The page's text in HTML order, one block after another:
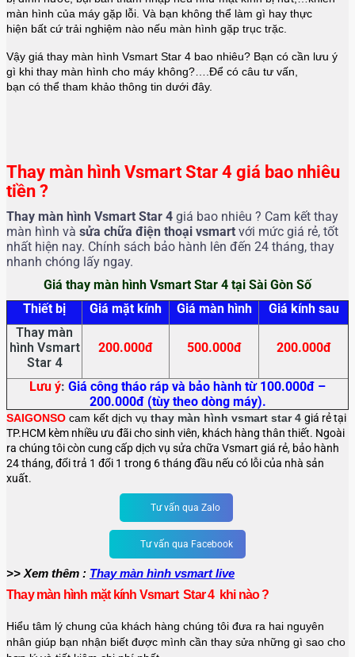
màn hình của máy gặp lỗi. Và bạn không thể làm gì hay thực
hiện bất cứ trải nghiệm nào nếu màn hình gặp trục trặc.
Vậy giá thay màn hình Vsmart Star 4 bao nhiêu? Bạn có cần lưu ý
gì khi thay màn hình cho máy không?….Để có câu tư vấn,
bạn có thể tham khảo thông tin dưới đây.
Thay màn hình Vsmart Star 4 giá bao nhiêu
tiền ?
Thay màn hình Vsmart Star 4 giá bao nhiêu ? Cam kết thay
màn hình và sửa chữa điện thoại vsmart với mức giá rẻ, tốt
nhất hiện nay. Chính sách bảo hành lên đến 24 tháng, thay
nhanh chóng lấy ngay.
Giá thay màn hình Vsmart Star 4 tại Sài Gòn Số
Thiết bị
Giá mặt kính Giá màn hình
Giá kính sau
Thay màn
hình Vsmart
Star 4
200.000đ 500.000đ 200.000đ
Lưu ý: Giá công tháo ráp và bảo hành từ 100.000đ –
200.000đ (tùy theo dòng máy).
SAIGONSO cam kết dịch vụ thay màn hình vsmart star 4 giá rẻ tại
TP.HCM kèm nhiều ưu đãi cho sinh viên, khách hàng thân thiết. Ngoài
ra chúng tôi còn cung cấp dịch vụ sửa chữa Vsmart giá rẻ, bảo hành
24 tháng, đổi trả 1 đổi 1 trong 6 tháng đầu nếu có lỗi của nhà sản
xuất.
Tư vấn qua Zalo
Tư vấn qua Facebook
>> Xem thêm : Thay màn hình vsmart live
Thay màn hình mặt kính Vsmart Star 4 khi nào ?
Hiểu tâm lý chung của khách hàng chúng tôi đưa ra hai nguyên
nhân giúp bạn nhận biết được mình cần thay sửa những gì sao cho